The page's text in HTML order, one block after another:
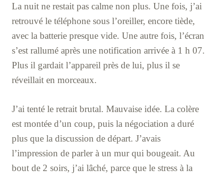
La nuit ne restait pas calme non plus. Une fois, j’ai
retrouvé le téléphone sous l’oreiller, encore tiède,
avec la batterie presque vide. Une autre fois, l’écran
s’est rallumé après une notification arrivée à 1 h 07.
Plus il gardait l’appareil près de lui, plus il se
réveillait en morceaux.
J’ai tenté le retrait brutal. Mauvaise idée. La colère
est montée d’un coup, puis la négociation a duré
plus que la discussion de départ. J’avais
l’impression de parler à un mur qui bougeait. Au
bout de 2 soirs, j’ai lâché, parce que le stress à la